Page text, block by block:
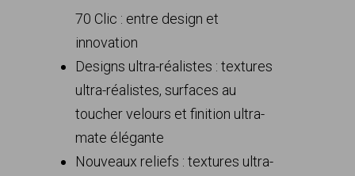
70 Clic : entre design et
innovation
Designs ultra-réalistes : textures
ultra-réalistes, surfaces au
toucher velours et finition ultra-
mate élégante
Nouveaux reliefs : textures ultra-